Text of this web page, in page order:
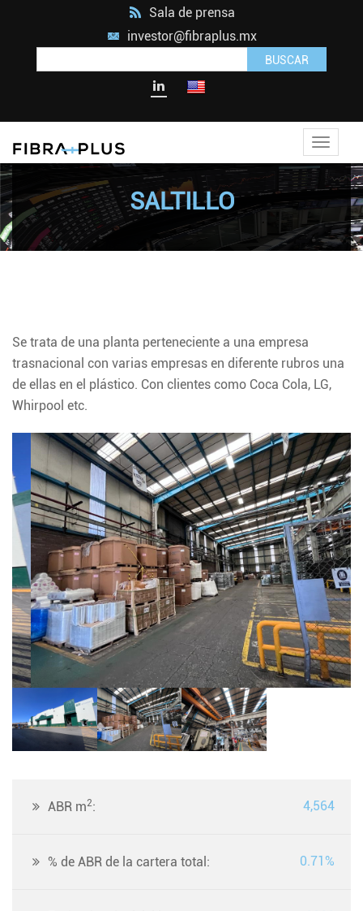
Sala de prensa
investor@fibraplus.mx
BUSCAR
Toggle
SALTILLO
Se trata de una planta perteneciente a una empresa
trasnacional con varias empresas en diferente rubros una
de ellas en el plástico. Con clientes como Coca Cola, LG,
Whirpool etc.
ABR m2: 4,564
% de ABR de la cartera total: 0.71%